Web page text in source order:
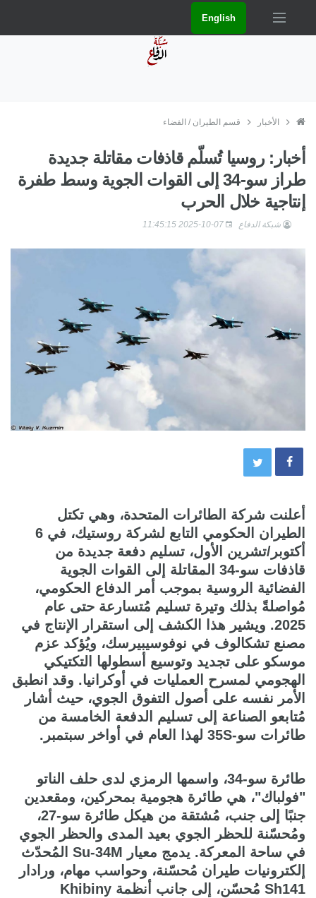
English
الأخبار قسم الطيران / الفضاء
أخبار: روسيا تُسلّم قاذفات مقاتلة جديدة
طراز سو-34 إلى القوات الجوية وسط طفرة
إنتاجية خلال الحرب
شبكة الدفاع
أعلنت شركة الطائرات المتحدة، وهي تكتل
الطيران الحكومي التابع لشركة روستيك، في 6
أكتوبر/تشرين الأول، تسليم دفعة جديدة من
قاذفات سو-34 المقاتلة إلى القوات الجوية
الفضائية الروسية بموجب أمر الدفاع الحكومي،
مُواصلةً بذلك وتيرة تسليم مُتسارعة حتى عام
2025. ويشير هذا الكشف إلى استقرار الإنتاج في
مصنع تشكالوف في نوفوسيبيرسك، ويُؤكد عزم
موسكو على تجديد وتوسيع أسطولها التكتيكي
الهجومي لمسرح العمليات في أوكرانيا. وقد انطبق
الأمر نفسه على أصول التفوق الجوي، حيث أشار
مُتابعو الصناعة إلى تسليم الدفعة الخامسة من
طائرات سو-35S لهذا العام في أواخر سبتمبر.
طائرة سو-34، واسمها الرمزي لدى حلف الناتو
"فولباك"، هي طائرة هجومية بمحركين، ومقعدين
جنبًا إلى جنب، مُشتقة من هيكل طائرة سو-27،
ومُحسّنة للحظر الجوي بعيد المدى والحظر الجوي
في ساحة المعركة. يدمج معيار Su-34M المُحدّث
إلكترونيات طيران مُحسّنة، وحواسب مهام، ورادار
Sh141 مُحسّن، إلى جانب أنظمة Khibiny